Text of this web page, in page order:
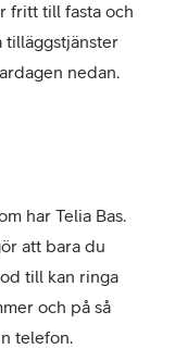
fritt till fasta och
tilläggstjänster
nedan.
har Telia Bas.
att bara du
till kan ringa
och på så
telefon.